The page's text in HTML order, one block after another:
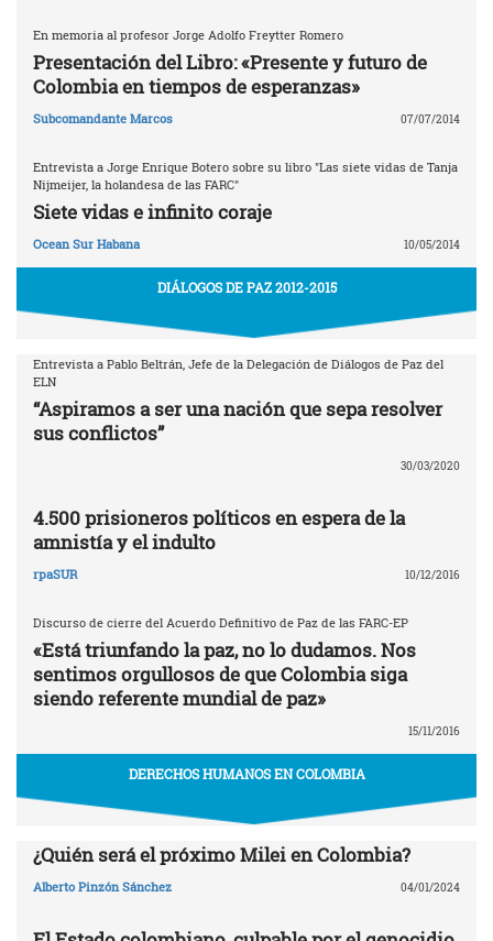
En memoria al profesor Jorge Adolfo Freytter Romero
Presentación del Libro: «Presente y futuro de
Colombia en tiempos de esperanzas»
Subcomandante Marcos 07/07/2014
Entrevista a Jorge Enrique Botero sobre su libro "Las siete vidas de Tanja
Nijmeijer, la holandesa de las FARC"
Siete vidas e infinito coraje
Ocean Sur Habana 10/05/2014
DIÁLOGOS DE PAZ 2012-2015
Entrevista a Pablo Beltrán, Jefe de la Delegación de Diálogos de Paz del
ELN
“Aspiramos a ser una nación que sepa resolver
sus conflictos”
30/03/2020
4.500 prisioneros políticos en espera de la
amnistía y el indulto
rpaSUR 10/12/2016
Discurso de cierre del Acuerdo Definitivo de Paz de las FARC-EP
«Está triunfando la paz, no lo dudamos. Nos
sentimos orgullosos de que Colombia siga
siendo referente mundial de paz»
15/11/2016
DERECHOS HUMANOS EN COLOMBIA
¿Quién será el próximo Milei en Colombia?
Alberto Pinzón Sánchez 04/01/2024